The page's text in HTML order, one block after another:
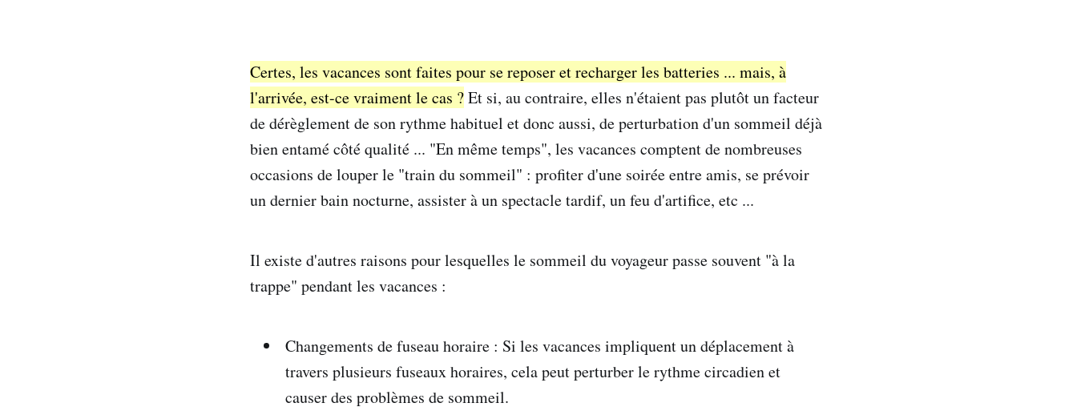
Certes, les vacances sont faites pour se reposer et recharger les batteries ... mais, à
l'arrivée, est-ce vraiment le cas ?Et si, au contraire, elles n'étaient pas plutôt un facteur
de dérèglement de son rythme habituel et donc aussi, de perturbation d'un sommeil déjà
bien entamé côté qualité ... "En même temps", les vacances comptent de nombreuses
occasions de louper le "train du sommeil" : profiter d'une soirée entre amis, se prévoir
un dernier bain nocturne, assister à un spectacle tardif, un feu d'artifice, etc ...
Il existe d'autres raisons pour lesquelles le sommeil du voyageur passe souvent "à la
trappe" pendant les vacances :
Changements de fuseau horaire : Si les vacances impliquent un déplacement à
travers plusieurs fuseaux horaires, cela peut perturber le rythme circadien et
causer des problèmes de sommeil.